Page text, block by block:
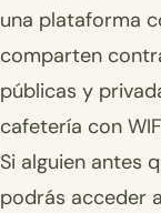
una plataforma
comparten
públicas y
cafetería con
Si alguien antes
podrás acceder